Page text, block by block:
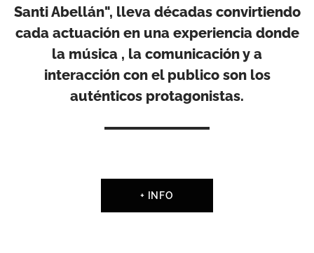
Santi Abellán", lleva décadas convirtiendo
cada actuación en una experiencia donde
la música , la comunicación y a
interacción con el publico son los
auténticos protagonistas.
+ INFO